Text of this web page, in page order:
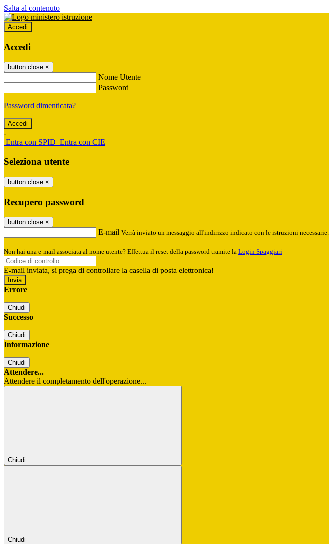
Salta al contenuto
Accedi
Accedi
button close ×
Nome Utente
Password
Password dimenticata?
-
Entra con SPID Entra con CIE
Seleziona utente
button close ×
Recupero password
button close ×
E-mail Verrà inviato un messaggio all'indirizzo indicato con le istruzioni necessarie.
Non hai una e-mail associata al nome utente? Effettua il reset della password tramite la Login Spaggiari
E-mail inviata, si prega di controllare la casella di posta elettronica!
Errore
Chiudi
Successo
Chiudi
Informazione
Chiudi
Attendere...
Attendere il completamento dell'operazione...
Chiudi
Chiudi